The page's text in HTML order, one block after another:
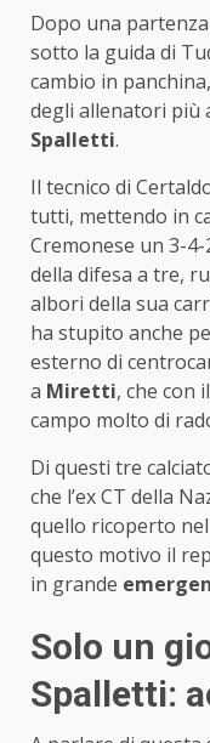
Dopo una
sotto la guida di
cambio in
degli allenatori più
Spalletti.
Il tecnico di
tutti, mettendo in
Cremonese un 3-4-
della difesa a tre,
albori della sua
ha stupito anche
esterno di
a Miretti, che con
campo molto di
Di questi tre
che l’ex CT della
quello ricoperto
questo motivo il
in grande
Solo un
Spalletti: